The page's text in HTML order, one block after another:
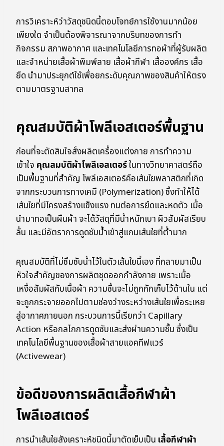
การวิเคราะห์ว่าวัสดุชนิดนี้ตอบโจทย์การใช้งานมากน้อย
เพียงใด จำเป็นต้องพิจารณาจากบริบทของการทำ
กิจกรรม สภาพอากาศ และเทคโนโลยีการทอผ้าที่ผู้รับผลิต
และจำหน่ายเสื้อผ้าพิมพ์ลาย เสื้อผ้ากีฬา เสื้อองค์กร เสื้อ
ยืด นำมาประยุกต์ใช้เพื่อยกระดับคุณภาพของสินค้าให้ตรง
ตามมาตรฐานสากล
คุณสมบัติผ้าโพลีเอสเตอร์พื้นฐาน
ก่อนที่จะตัดสินใจสั่งผลิตเครื่องแต่งกาย การทำความ
เข้าใจ คุณสมบัติผ้าโพลีเอสเตอร์ในทางวิทยาศาสตร์ถือ
เป็นพื้นฐานที่สำคัญ โพลีเอสเตอร์คือเส้นใยพลาสติกที่เกิด
จากกระบวนการทางเคมี (Polymerization) ซึ่งทำให้ได้
เส้นใยที่มีโครงสร้างแข็งแรง ทนต่อการยืดและหดตัว เมื่อ
นำมาทอเป็นผืนผ้า จะได้วัสดุที่มีน้ำหนักเบา ผิวสัมผัสเรียบ
ลื่น และมีอัตราการดูดซับน้ำเข้าสู่แกนเส้นใยที่ต่ำมาก
คุณสมบัติที่ไม่ซึมซับน้ำไว้ในตัวเส้นใยนี้เอง ที่กลายมาเป็น
หัวใจสำคัญของการผลิตชุดออกกำลังกาย เพราะเมื่อ
เหงื่อสัมผัสกับเนื้อผ้า ความชื้นจะไม่ถูกกักเก็บไว้ด้านใน แต่
จะถูกกระจายออกไปตามช่องว่างระหว่างเส้นใยเพื่อระเหย
สู่อากาศภายนอก กระบวนการนี้เรียกว่า Capillary
Action หรือกลไกการดูดซับและส่งผ่านความชื้น ซึ่งเป็น
เทคโนโลยีพื้นฐานของเสื้อผ้าสายแอคทีฟแวร์
(Activewear)
ข้อดีของการผลิตเสื้อกีฬาผ้า
โพลีเอสเตอร์
การนำเส้นใยสังเคราะห์ชนิดนี้มาตัดเย็บเป็น เสื้อกีฬาผ้า